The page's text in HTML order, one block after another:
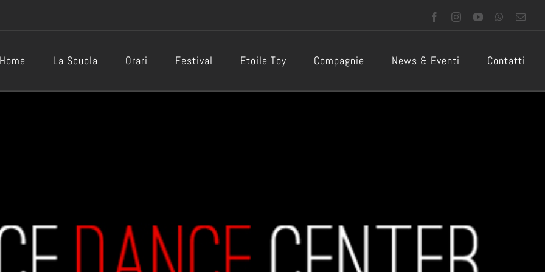
FacebookInstagramYouTubeWhatsApp
Home La Scuola Orari Festival Etoile Toy Compagnie News & Eventi Contatti